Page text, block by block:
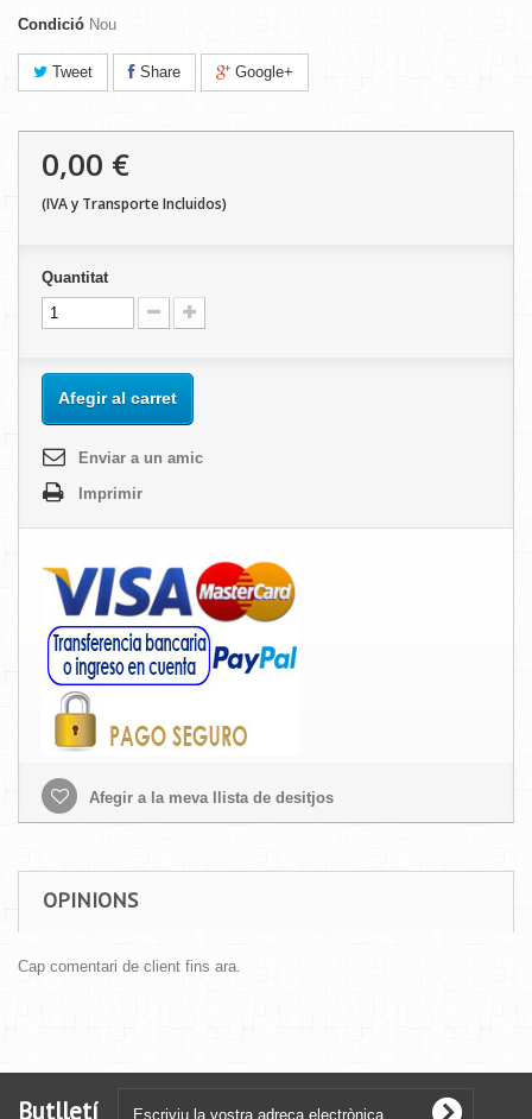
Condició Nou
Tweet Share Google+
0,00 €
(IVA y Transporte Incluidos)
Quantitat
Afegir al carret
Enviar a un amic
Imprimir
Afegir a la meva llista de desitjos
OPINIONS
Cap comentari de client fins ara.
Butlletí